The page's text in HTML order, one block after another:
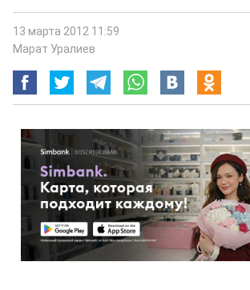
13 марта 2012 11:59
Марат Уралиев